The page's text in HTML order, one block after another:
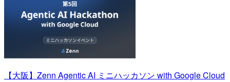
【大阪】Zenn Agentic AI ミニハッカソン with Google Cloud